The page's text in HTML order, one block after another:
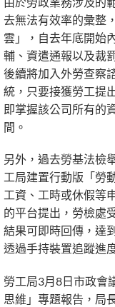
去無法有效率的彙整
雲」，自去年底開始
輔、資遣通報以及裁
後續將加入外勞查察
統，只要接獲勞工提
即掌握該公司所有的
間。
另外，過去勞基法檢
工局建置行動版「勞
工資、工時或休假等
的平台提出，勞檢處
結果可即時回傳，達
透過手持裝置追蹤進
勞工局3月8日市政會
思維」專題報告，局